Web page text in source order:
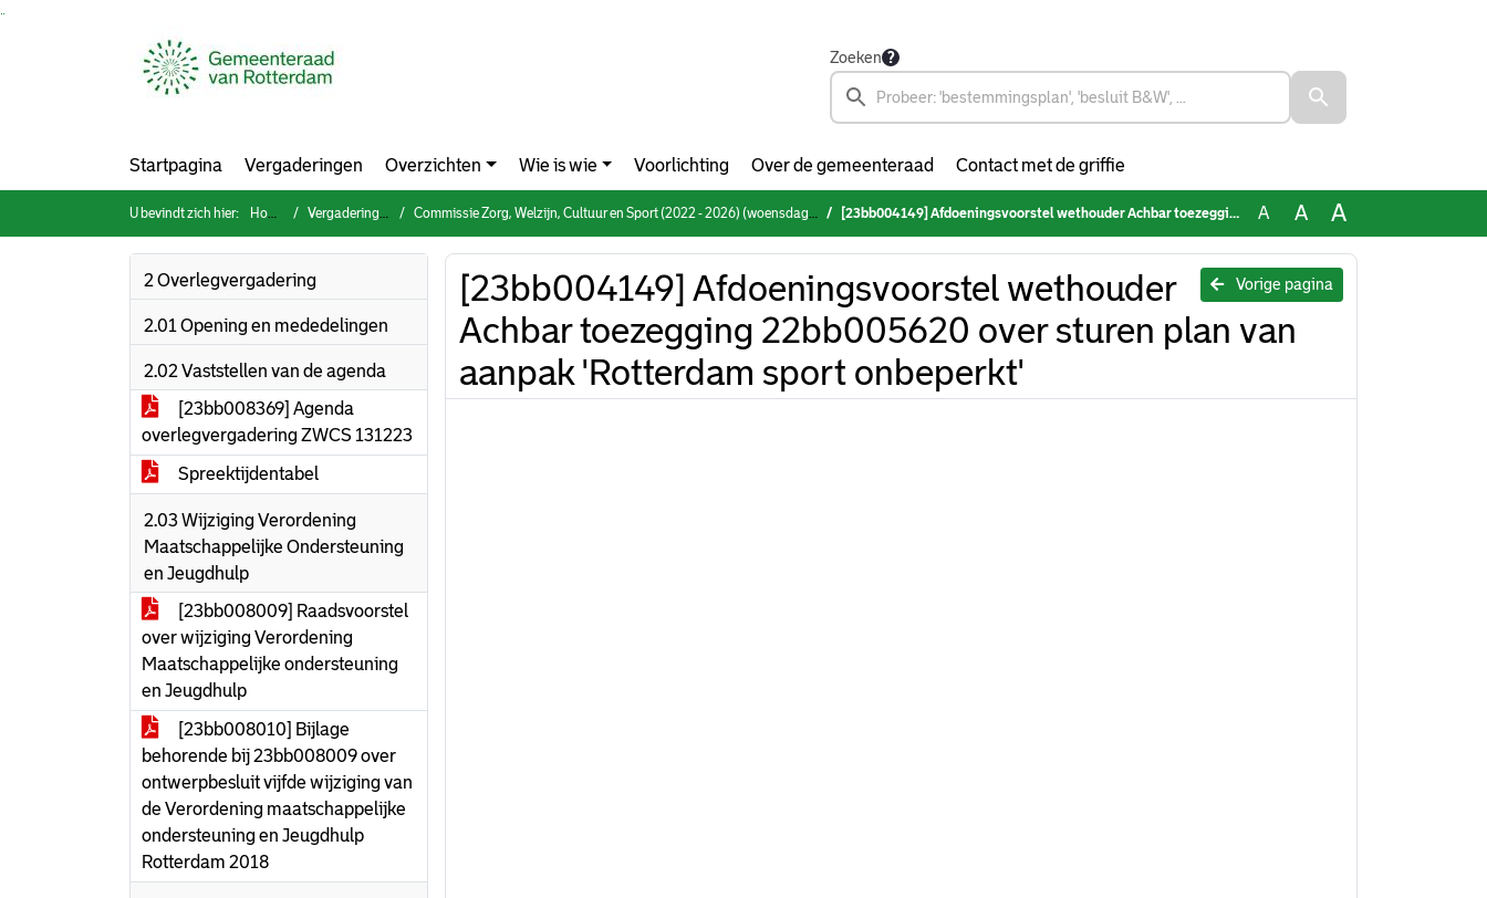
Zoeken
Startpagina Vergaderingen Overzichten Wie is wie Voorlichting Over de gemeenteraad Contact met de griffie
U bevindt zich hier: Home Vergaderingen Commissie Zorg, Welzijn, Cultuur en Sport (2022 - 2026) (woensdag 13 december 2023) [23bb004149] Afdoeningsvoorstel wethouder Achbar toezegging 22bb005620 over sturen plan van aanpak 'Rotterdam sport onbeperkt' A A A
2 Overlegvergadering
2.01 Opening en mededelingen
2.02 Vaststellen van de agenda
[23bb008369] Agenda
overlegvergadering ZWCS 131223
Spreektijdentabel
2.03 Wijziging Verordening
Maatschappelijke Ondersteuning
en Jeugdhulp
[23bb008009] Raadsvoorstel
over wijziging Verordening
Maatschappelijke ondersteuning
en Jeugdhulp
[23bb008010] Bijlage
behorende bij 23bb008009 over
ontwerpbesluit vijfde wijziging van
de Verordening maatschappelijke
ondersteuning en Jeugdhulp
Rotterdam 2018
Vorige pagina
[23bb004149] Afdoeningsvoorstel wethouder
Achbar toezegging 22bb005620 over sturen plan van
aanpak 'Rotterdam sport onbeperkt'